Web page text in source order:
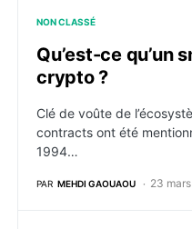
NON CLASSÉ
Qu’est-ce qu’un
crypto ?
Clé de voûte de
contracts ont été
1994…
PAR MEHDI GAOUAOU 23